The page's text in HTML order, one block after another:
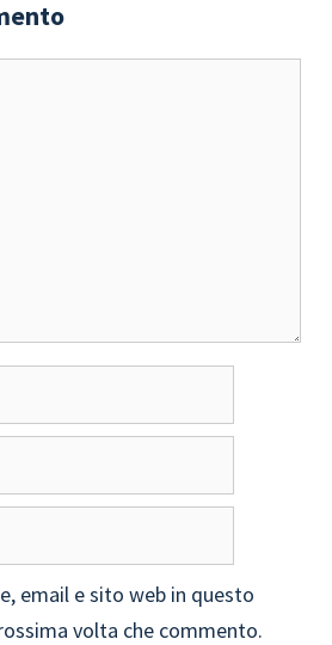
email e sito web in questo
volta che commento.